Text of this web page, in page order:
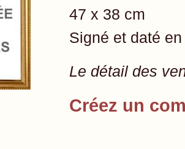
47 x 38 cm
Signé et daté
Le détail des
Créez un